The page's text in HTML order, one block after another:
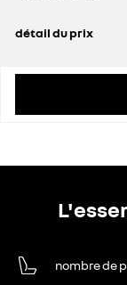
détail du prix
nombre de